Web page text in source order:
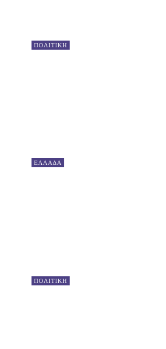
ΠΟΛΙΤΙΚΗ
ΕΛΛΑΔΑ
ΠΟΛΙΤΙΚΗ